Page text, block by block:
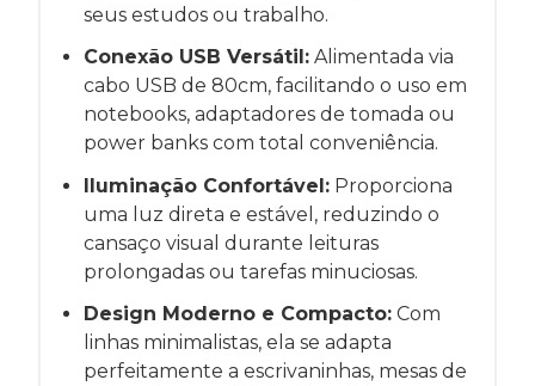
seus estudos ou trabalho.
Conexão USB Versátil: Alimentada via
cabo USB de 80cm, facilitando o uso em
notebooks, adaptadores de tomada ou
power banks com total conveniência.
Iluminação Confortável: Proporciona
uma luz direta e estável, reduzindo o
cansaço visual durante leituras
prolongadas ou tarefas minuciosas.
Design Moderno e Compacto: Com
linhas minimalistas, ela se adapta
perfeitamente a escrivaninhas, mesas de